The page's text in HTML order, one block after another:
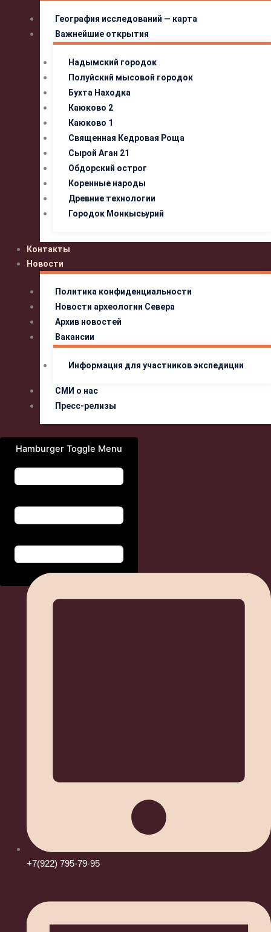
География исследований — карта
Важнейшие открытия
Надымский городок
Полуйский мысовой городок
Бухта Находка
Каюково 2
Каюково 1
Священная Кедровая Роща
Сырой Аган 21
Обдорский острог
Коренные народы
Древние технологии
Городок Монкысьурий
Контакты
Новости
Политика конфиденциальности
Новости археологии Севера
Архив новостей
Вакансии
Информация для участников экспедиции
СМИ о нас
Пресс-релизы
Hamburger Toggle Menu
+7(922) 795-79-95